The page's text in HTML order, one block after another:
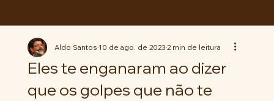
Eles te enganaram ao dizer
que os golpes que não te
Aldo Santos10 de ago. de 20232 min de leitura